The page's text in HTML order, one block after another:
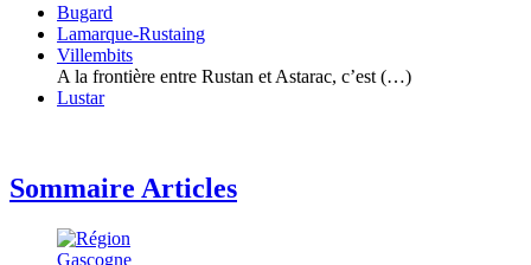
Bugard
Lamarque-Rustaing
Villembits
A la frontière entre Rustan et Astarac, c’est (…)
Lustar
Sommaire Articles